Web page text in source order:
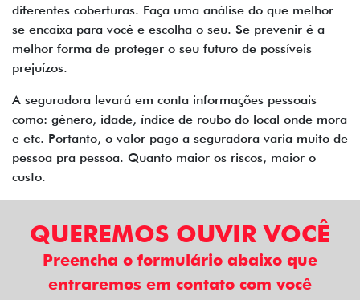
diferentes coberturas. Faça uma análise do que melhor
se encaixa para você e escolha o seu. Se prevenir é a
melhor forma de proteger o seu futuro de possíveis
prejuízos.
A seguradora levará em conta informações pessoais
como: gênero, idade, índice de roubo do local onde mora
e etc. Portanto, o valor pago a seguradora varia muito de
pessoa pra pessoa. Quanto maior os riscos, maior o
custo.
QUEREMOS OUVIR VOCÊ
Preencha o formulário abaixo que
entraremos em contato com você